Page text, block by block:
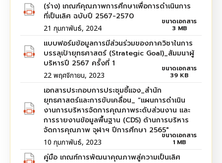
(ร่าง) เกณฑ์คุณภาพการศึกษาเพื่อการดำเนินการ
ที่เป็นเลิศ ฉบับปี 2567-2570
21 กุมภาพันธ์, 2024
ขนาดเอกสาร
3 MB
แบบฟอร์มข้อมูลการมีส่วนร่วมของภาควิชาในการ
บรรลุเป้ายุทธศาสตร์ (Strategic Goal)_สัมมนาผู้
บริหารปี 2567 ครั้งที่ 1
22 พฤศจิกายน, 2023
ขนาดเอกสาร
39 KB
เอกสารประกอบการประชุมชี้แจง_สำนัก
ยุทธศาสตร์และการขับเคลื่อน_ “แผนการดำเนิน
งานการบริหารจัดการคุณภาพระดับส่วนงาน และ
การรายงานข้อมูลพื้นฐาน (CDS) ด้านการบริหาร
จัดการคุณภาพ จุฬาฯ ปีการศึกษา 2565"
10 กุมภาพันธ์, 2023
ขนาดเอกสาร
1 MB
คู่มือ เกณฑ์การพัฒนาคุณภาพสู่ความเป็นเลิศ